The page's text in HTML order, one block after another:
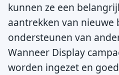
kunnen ze een
aantrekken van nieuwe
ondersteunen van
Wanneer Display
worden ingezet en